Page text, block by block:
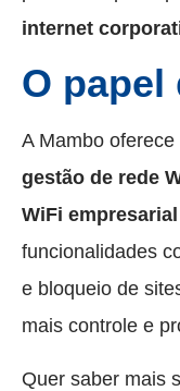
internet
O papel
A Mambo
gestão de rede
WiFi empresarial
funcionalidades
e bloqueio de
mais controle e
Quer saber mais